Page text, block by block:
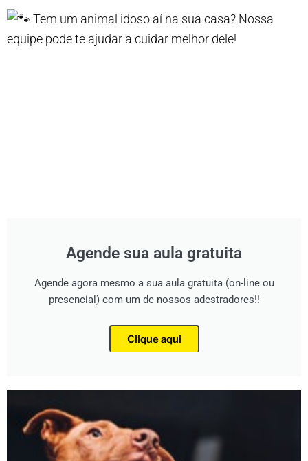
Tem um animal idoso aí na sua casa? Nossa
equipe pode te ajudar a cuidar melhor dele!
Agende sua aula gratuita
Agende agora mesmo a sua aula gratuita (on-line ou
presencial) com um de nossos adestradores!!
Clique aqui